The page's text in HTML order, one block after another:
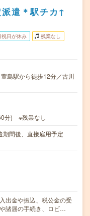
派遣＊駅チカ↑
祝日が休み 残業なし
島駅から徒歩12分／古川
分) ※残業なし
期間後、直接雇用予定
出金や振込、税公金の受
諸届の手続き、ロビ…